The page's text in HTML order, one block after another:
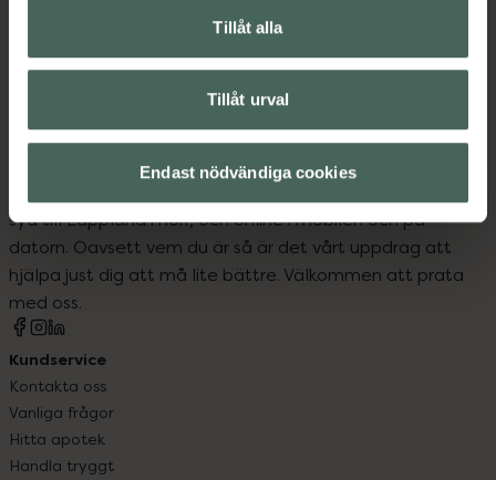
Tillåt alla
Tillåt urval
Endast nödvändiga cookies
Mellanmål och snacks
syd till Lappland i norr, och online i mobilen och på
datorn. Oavsett vem du är så är det vårt uppdrag att
hjälpa just dig att må lite bättre. Välkommen att prata
med oss.
Kundservice
Kontakta oss
Vanliga frågor
Hitta apotek
Handla tryggt